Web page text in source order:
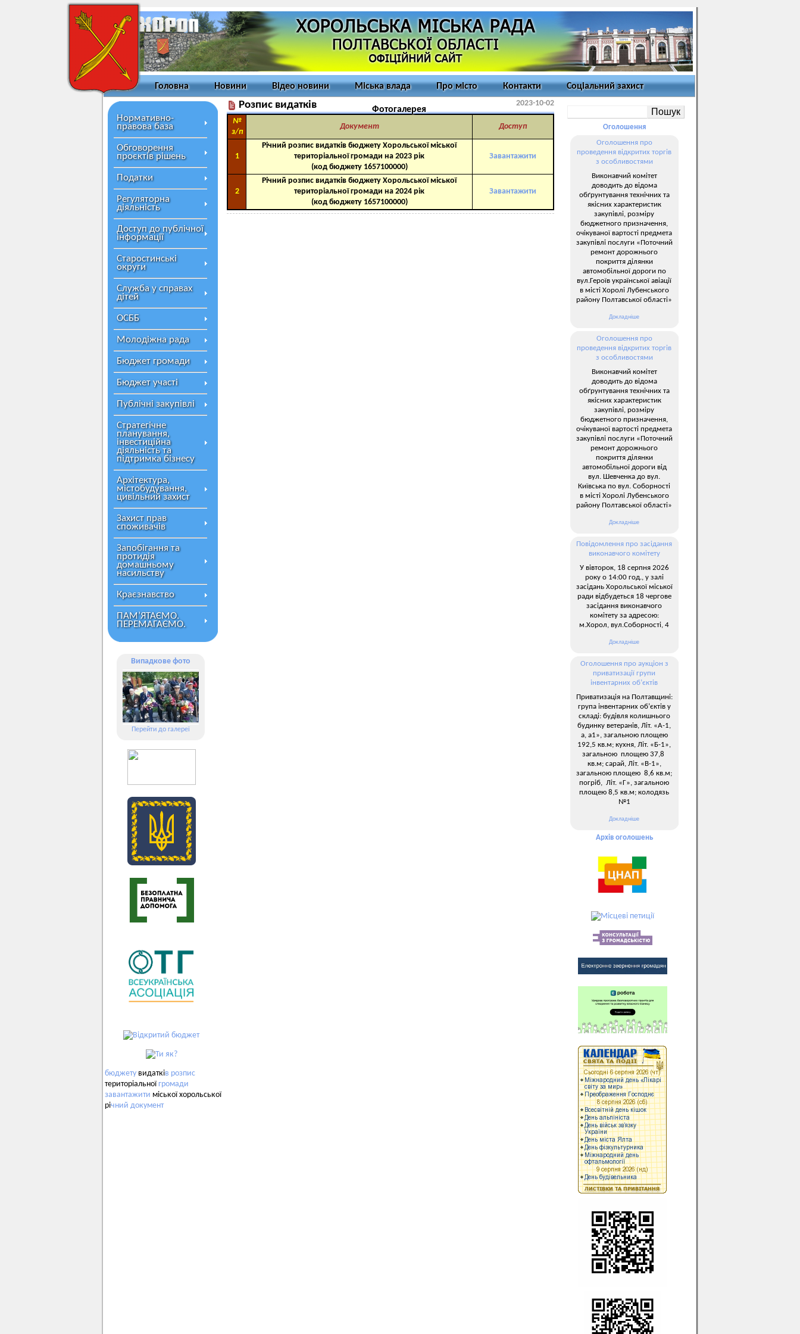
Головна Новини Відео новини Міська влада Про місто Контакти Соціальний захист
Фотогалерея
Нормативно-
правова база
Обговорення
проєктів рішень
Податки
Регуляторна
діяльність
Доступ до публічної
інформації
Старостинські
округи
Служба у справах
дітей
ОСББ
Молодіжна рада
Бюджет громади
Бюджет участі
Публічні закупівлі
Стратегічне
планування,
інвестиційна
діяльність та
підтримка бізнесу
Архітектура,
містобудування,
цивільний захист
Захист прав
споживачів
Запобігання та
протидія
домашньому
насильству
Краєзнавство
ПАМ’ЯТАЄМО.
ПЕРЕМАГАЄМО.
Випадкове фото
Перейти до галереї
бюджету видатків розпис
територіальноїгромади
завантажити міської хорольської
річний документ
Розпис видатків
2023-10-02
№
з/п
Документ Доступ
1
Річний розпис видатків бюджету Хорольської міської
територіальної громади на 2023 рік
(код бюджету 1657100000)
Завантажити
2
Річний розпис видатків бюджету Хорольської міської
територіальної громади на 2024 рік
(код бюджету 1657100000)
Завантажити
Оголошення
Оголошення про
проведення відкритих торгів
з особливостями
Виконавчий комітет
доводить до відома
обґрунтування технічних та
якісних характеристик
закупівлі, розміру
бюджетного призначення,
очікуваної вартості предмета
закупівлі послуги «Поточний
ремонт дорожнього
покриття ділянки
автомобільної дороги по
вул.Героїв української авіації
в місті Хоролі Лубенського
району Полтавської області»
Докладніше
Оголошення про
проведення відкритих торгів
з особливостями
Виконавчий комітет
доводить до відома
обґрунтування технічних та
якісних характеристик
закупівлі, розміру
бюджетного призначення,
очікуваної вартості предмета
закупівлі послуги «Поточний
ремонт дорожнього
покриття ділянки
автомобільної дороги від
вул. Шевченка до вул.
Київська по вул. Соборності
в місті Хоролі Лубенського
району Полтавської області»
Докладніше
Повідомлення про засідання
виконавчого комітету
У вівторок, 18 серпня 2026
року о 14:00 год., у залі
засідань Хорольської міської
ради відбудеться 18 чергове
засідання виконавчого
комітету за адресою:
м.Хорол, вул.Соборності, 4
Докладніше
Оголошення про аукціон з
приватизації групи
інвентарних об’єктів
Приватизація на Полтавщині:
група інвентарних об’єктів у
складі: будівля колишнього
будинку ветеранів, Літ. «А-1,
а, а1», загальною площею
192,5 кв.м; кухня, Літ. «Б-1»,
загальною площею 37,8
кв.м; сарай, Літ. «В-1»,
загальною площею 8,6 кв.м;
погріб, Літ. «Г», загальною
площею 8,5 кв.м; колодязь
№1
Докладніше
Архів оголошень